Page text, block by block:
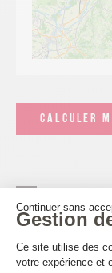
CALCULER
Conforts
Continuer sans
Gestion
Ce site utilise des
votre expérience et